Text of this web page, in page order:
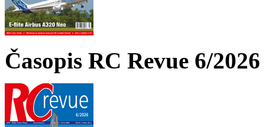
Časopis RC Revue 6/